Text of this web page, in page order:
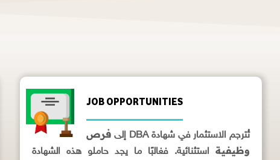
JOB OPPORTUNITIES
تُترجم الاستثمار في شهادة DBA إلى
فرص
وظيفية استثنائية. فغالبًا ما يجد حاملو هذه الشهادة